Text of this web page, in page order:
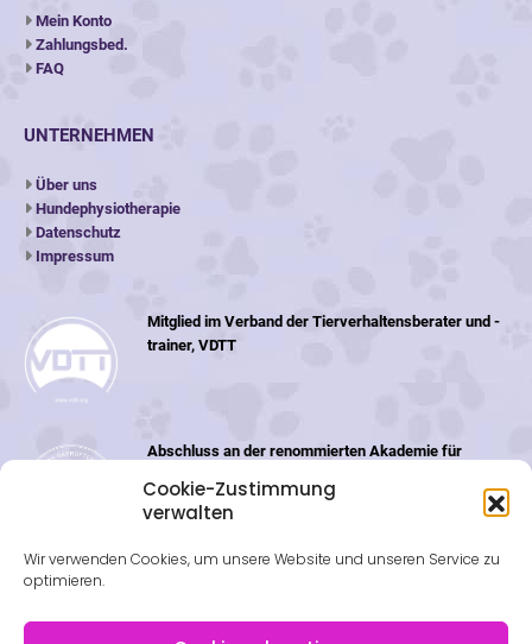
Cookie-Zustimmung
verwalten
Wir verwenden Cookies, um unsere Website und unseren Service zu
optimieren.
Mein Konto
Zahlungsbed.
FAQ
UNTERNEHMEN
Über uns
Hundephysiotherapie
Datenschutz
Impressum
Mitglied im Verband der Tierverhaltensberater und -
trainer, VDTT
Abschluss an der renommierten Akademie für